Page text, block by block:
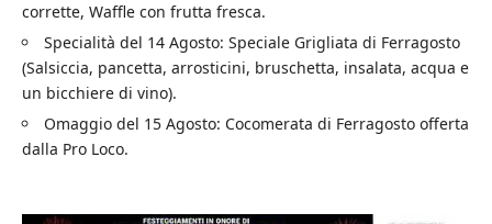
corrette, Waffle con frutta fresca.
Specialità del 14 Agosto: Speciale Grigliata di Ferragosto
(Salsiccia, pancetta, arrosticini, bruschetta, insalata, acqua e
un bicchiere di vino).
Omaggio del 15 Agosto: Cocomerata di Ferragosto offerta
dalla Pro Loco.